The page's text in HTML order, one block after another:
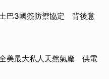
巴3國簽防禦協定 背後意
美最大私人天然氣廠 供電